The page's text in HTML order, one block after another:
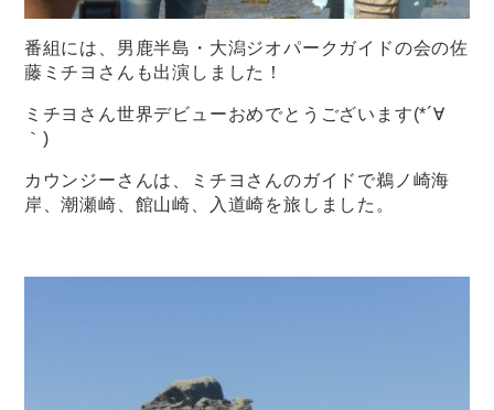
番組には、男鹿半島・大潟ジオパークガイドの会の佐
藤ミチヨさんも出演しました！
ミチヨさん世界デビューおめでとうございます(*´∀
｀)
カウンジーさんは、ミチヨさんのガイドで鵜ノ崎海
岸、潮瀬崎、館山崎、入道崎を旅しました。